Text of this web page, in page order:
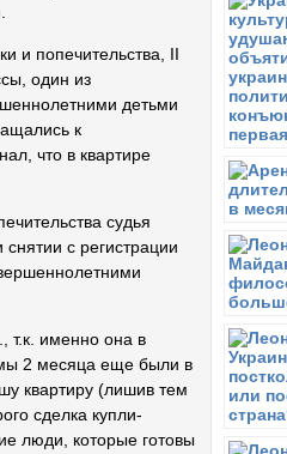
и попечительства, ІІ
один из
детьми
к
что в квартире
судья
с регистрации
т.к. именно она в
2 месяца еще были в
квартиру (лишив тем
сделка купли-
люди, которые готовы
О